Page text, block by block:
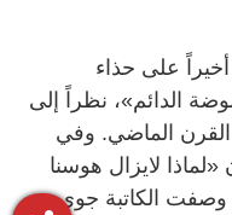
على حذاء
الدائم»، نظراً إلى
الماضي. وفي
أبريل 2024 بعنوان «لماذا لايزال هوسنا
وصفت الكاتبة جوي